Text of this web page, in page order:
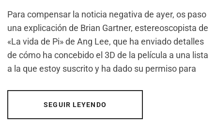
Para compensar la noticia negativa de ayer, os paso
una explicación de Brian Gartner, estereoscopista de
«La vida de Pi» de Ang Lee, que ha enviado detalles
de cómo ha concebido el 3D de la película a una lista
a la que estoy suscrito y ha dado su permiso para
SEGUIR LEYENDO